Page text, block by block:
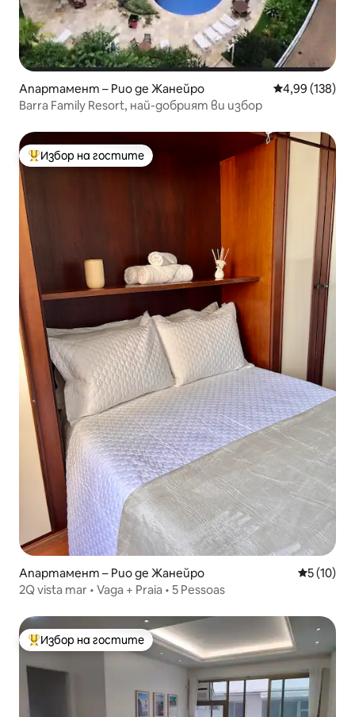
Апартамент – Рио де Жанейро Средна
4,99 (138)
Barra Family Resort, най-добрият ви избор
Най-популярен избор на гостите
Избор на гостите
Апартамент – Рио де Жанейро Средна
5 (10)
2Q vista mar • Vaga + Praia • 5 Pessoas
Най-популярен избор на гостите
Избор на гостите